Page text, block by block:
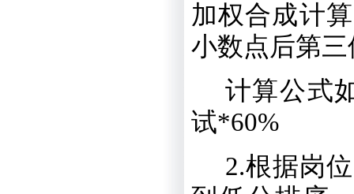
加权合成计
小数点后第
计算公式
试*60%
2.根据岗